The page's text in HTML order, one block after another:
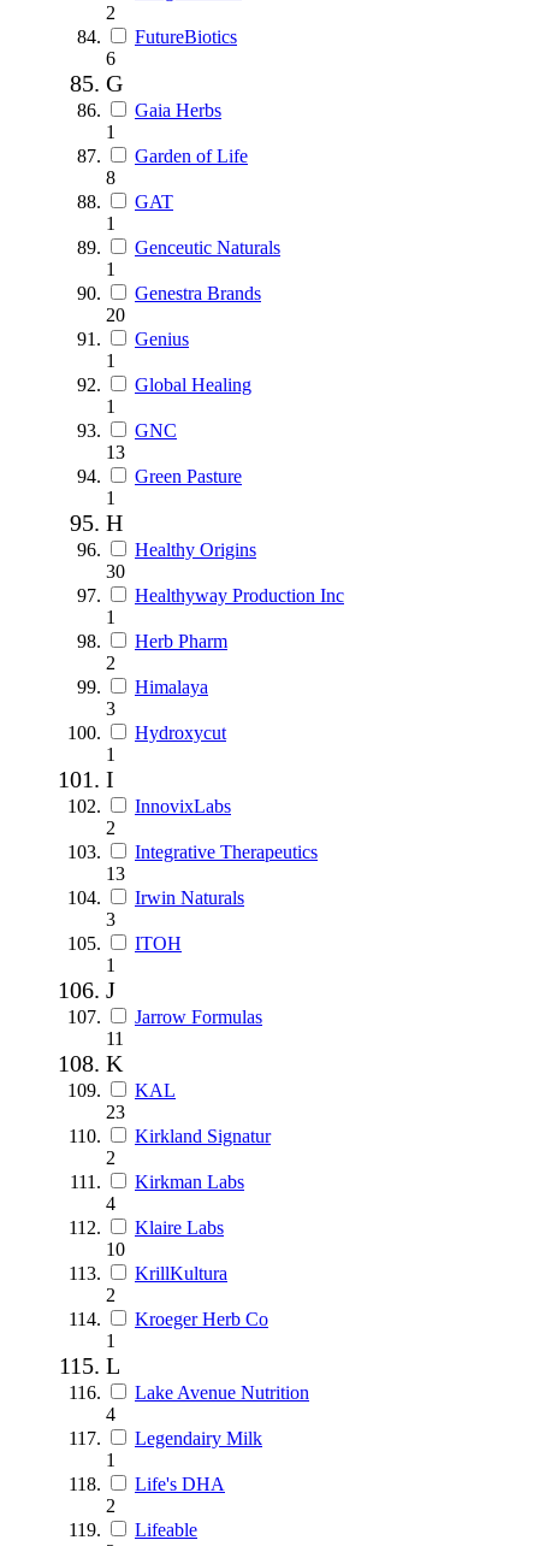
2
FutureBiotics
6
G
Gaia Herbs
1
Garden of Life
8
GAT
1
Genceutic Naturals
1
Genestra Brands
20
Genius
1
Global Healing
1
GNC
13
Green Pasture
1
H
Healthy Origins
30
Healthyway Production Inc
1
Herb Pharm
2
Himalaya
3
Hydroxycut
1
I
InnovixLabs
2
Integrative Therapeutics
13
Irwin Naturals
3
ITOH
1
J
Jarrow Formulas
11
K
KAL
23
Kirkland Signatur
2
Kirkman Labs
4
Klaire Labs
10
KrillKultura
2
Kroeger Herb Co
1
L
Lake Avenue Nutrition
4
Legendairy Milk
1
Life's DHA
2
Lifeable